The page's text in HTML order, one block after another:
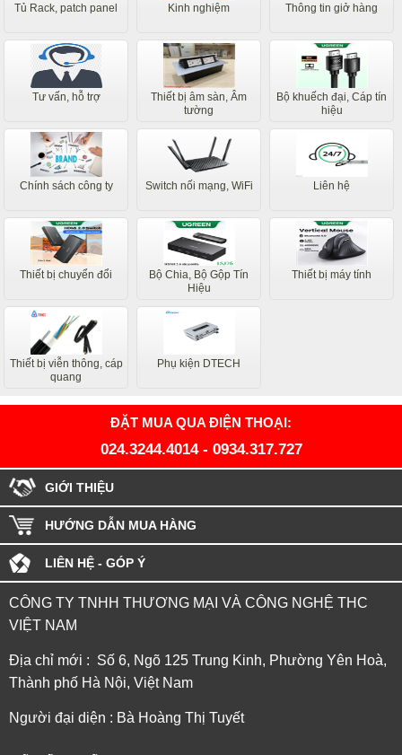
Tủ Rack, patch panel Kinh nghiệm Thông tin giở hàng
Tư vấn, hỗ trợ
Thiết bị âm sàn, Âm
tường
Bộ khuếch đại, Cáp tín
hiệu
Chính sách công ty Switch nối mạng, WiFi Liên hệ
Thiết bị chuyển đổi
Bộ Chia, Bộ Gộp Tín
Hiệu
Thiết bị máy tính
Thiết bị viễn thông, cáp
quang
Phụ kiện DTECH
ĐẶT MUA QUA ĐIỆN THOẠI:
024.3244.4014- 0934.317.727
GIỚI THIỆU
HƯỚNG DẪN MUA HÀNG
LIÊN HỆ - GÓP Ý
CÔNG TY TNHH THƯƠNG MẠI VÀ CÔNG NGHỆ THC
VIỆT NAM
Địa chỉ mới : Số 6, Ngõ 125 Trung Kinh, Phường Yên Hoà,
Thành phố Hà Nội, Việt Nam
Người đại diện : Bà Hoàng Thị Tuyết